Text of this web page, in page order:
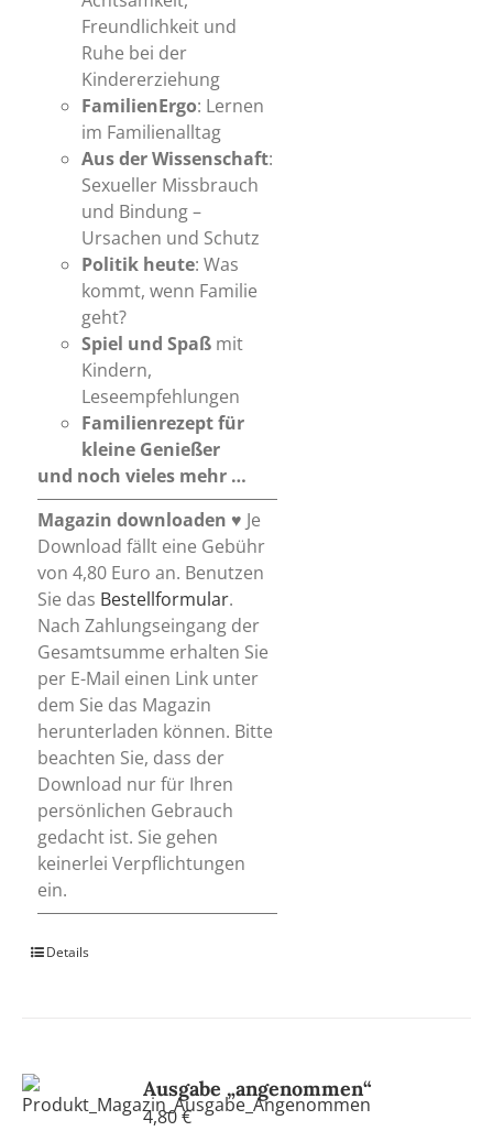
Freundlichkeit und
Ruhe bei der
Kindererziehung
FamilienErgo: Lernen
im Familienalltag
Aus der Wissenschaft:
Sexueller Missbrauch
und Bindung –
Ursachen und Schutz
Politik heute: Was
kommt, wenn Familie
geht?
Spiel und Spaß mit
Kindern,
Leseempfehlungen
Familienrezeptfür
kleine Genießer
und noch vieles mehr …
Magazin downloaden ♥ Je
Download fällt eine Gebühr
von 4,80 Euro an. Benutzen
Sie das Bestellformular.
Nach Zahlungseingang der
Gesamtsumme erhalten Sie
per E-Mail einen Link unter
dem Sie das Magazin
herunterladen können. Bitte
beachten Sie, dass der
Download nur für Ihren
persönlichen Gebrauch
gedacht ist. Sie gehen
keinerlei Verpflichtungen
ein.
Details
Ausgabe „angenommen“
4,80€